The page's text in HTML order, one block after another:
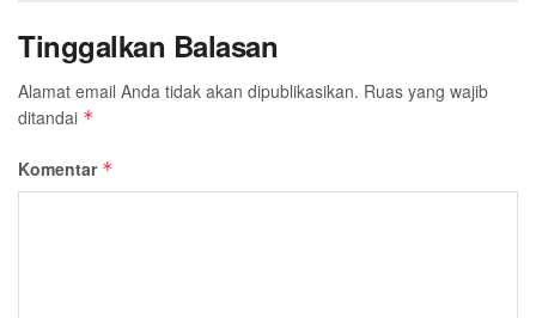
Tinggalkan Balasan
Alamat email Anda tidak akan dipublikasikan. Ruas yang wajib
ditandai *
Komentar *